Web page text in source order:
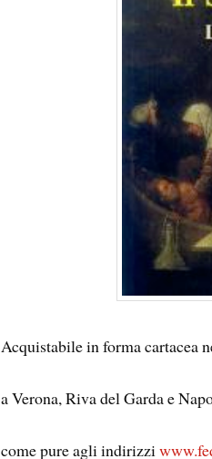
Acquistabile in forma cartacea
a Verona, Riva del Garda e
come pure agli indirizzi